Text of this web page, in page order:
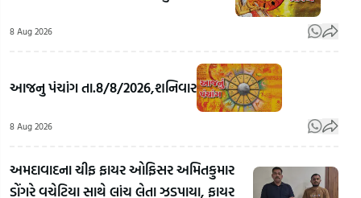
8 Aug 2026
આજનુ પંચાંગ તા.8/8/2026,શનિવાર
8 Aug 2026
અમદાવાદના ચીફ ફાયર ઓફિસર અમિતકુમાર
ડોંગરે વચેટિયા સાથે લાંચ લેતા ઝડપાયા, ફાયર
સફળતાનો
કંડારતી
વેરાવળની
દીકરી,
સાથે ટેભે-
ટેભે
દિલ્હીથી
જામનગર
જતો 23
રસ્તામાં
જ ગાયબ!